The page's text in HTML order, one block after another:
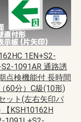
1EN+S2-
1091AR 通路誘
点検機能付 長時間
60分）C級(10形)
ット(左右矢印パ
【KSH10162H